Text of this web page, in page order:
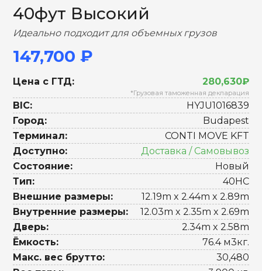
40фут Высокий
Идеально подходит для объемных грузов
147,700 ₽
Цена с ГТД: 280,630₽
*Грузовая таможенная декларация
BIC:
HYJU1016839
Город:
Budapest
Терминал:
CONTI MOVE KFT
Доступно:
Доставка / Самовывоз
Состояние:
Новый
Тип:
40HC
Внешние размеры:
12.19m x 2.44m x 2.89m
Внутренние размеры:
12.03m x 2.35m x 2.69m
Дверь:
2.34m x 2.58m
Ёмкость:
76.4 м3кг.
Макс. вес брутто:
30,480